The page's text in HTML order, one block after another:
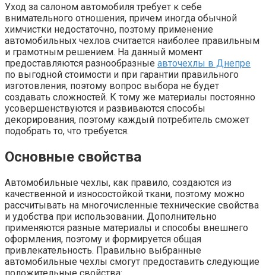
Уход за салоном автомобиля требует к себе
внимательного отношения, причем иногда обычной
химчистки недостаточно, поэтому применение
автомобильных чехлов считается наиболее правильным
и грамотным решением. На данный момент
предоставляются разнообразные авточехлы в Днепре
по выгодной стоимости и при гарантии правильного
изготовления, поэтому вопрос выбора не будет
создавать сложностей. К тому же материалы постоянно
усовершенствуются и развиваются способы
декорирования, поэтому каждый потребитель сможет
подобрать то, что требуется.
Основные свойства
Автомобильные чехлы, как правило, создаются из
качественной и износостойкой ткани, поэтому можно
рассчитывать на многочисленные технические свойства
и удобства при использовании. Дополнительно
применяются разные материалы и способы внешнего
оформления, поэтому и формируется общая
привлекательность. Правильно выбранные
автомобильные чехлы смогут предоставить следующие
положительные свойства: